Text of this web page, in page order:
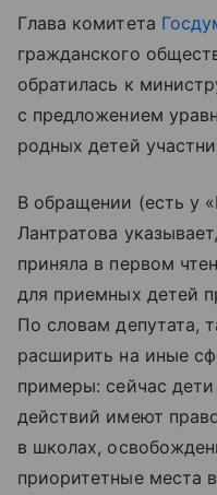
Глава комитета
гражданского
обратилась к
с предложением
родных детей
В обращении (есть у
Лантратова
приняла в первом
для приемных детей
По словам депутата,
расширить на иные
примеры: сейчас
действий имеют
в школах,
приоритетные места